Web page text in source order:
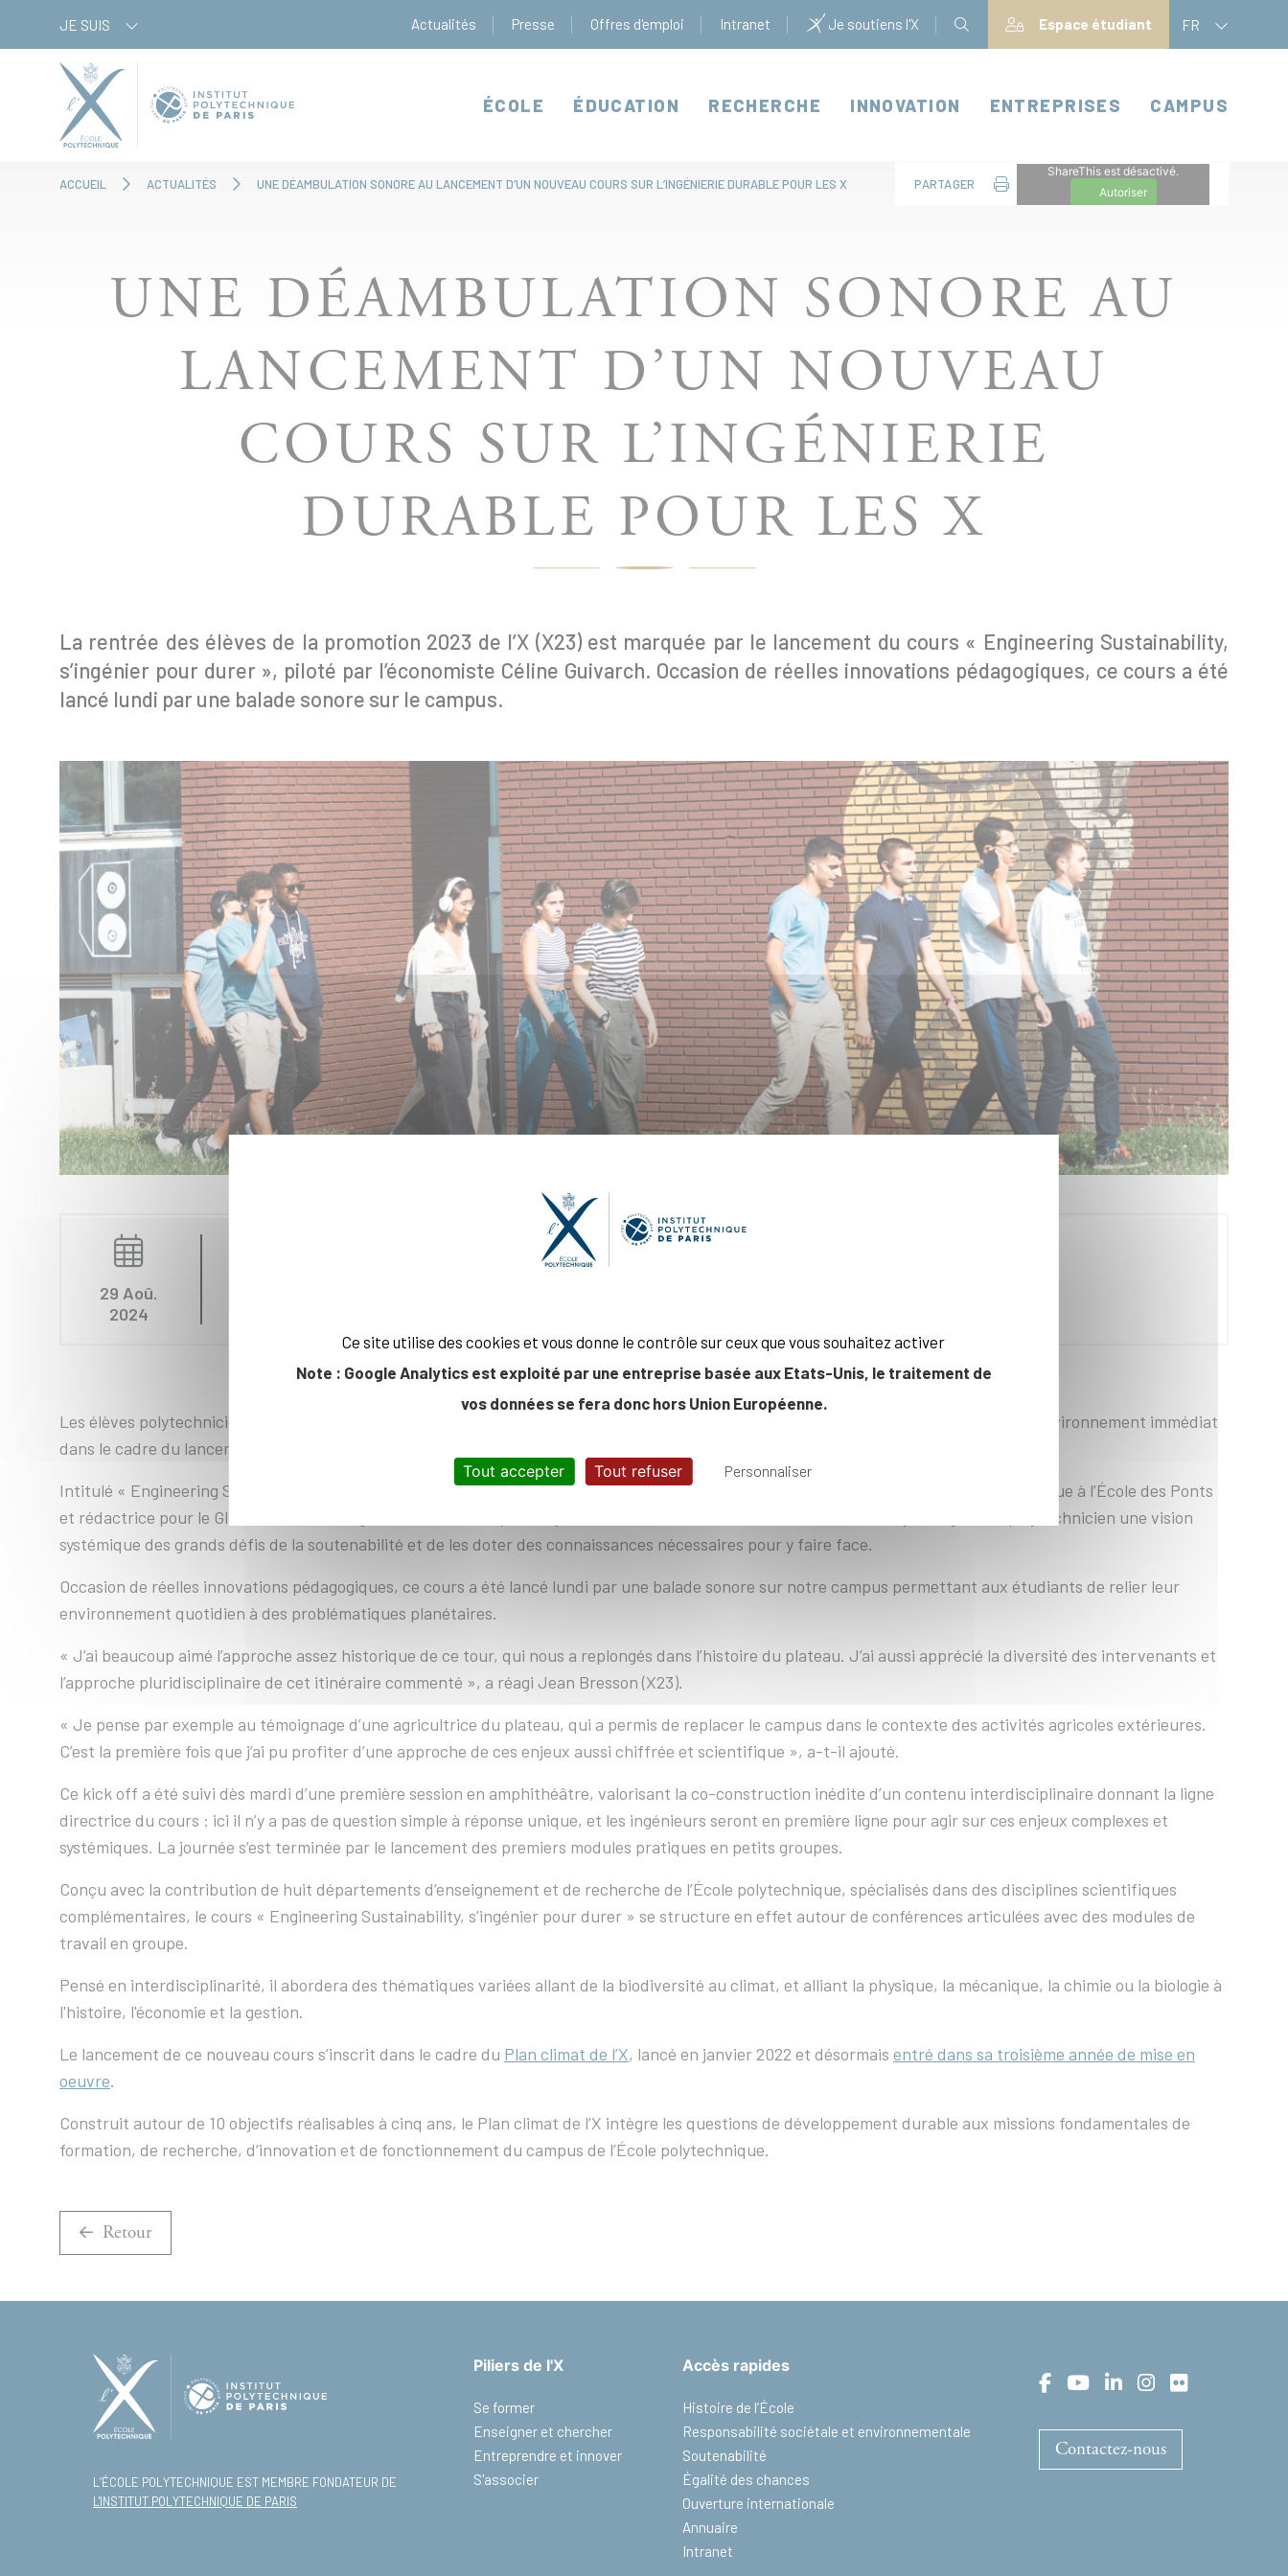
JE SUIS Actualités Presse Offres d'emploi Intranet Je soutiens l'X Espace étudiant FR
ÉCOLE ÉDUCATION RECHERCHE INNOVATION ENTREPRISES CAMPUS
ACCUEIL ACTUALITÉS UNE DÉAMBULATION SONORE AU LANCEMENT D’UN NOUVEAU COURS SUR L’INGÉNIERIE DURABLE POUR LES X PARTAGER
ShareThis est désactivé.
Autoriser
UNE DÉAMBULATION SONORE AU
LANCEMENT D’UN NOUVEAU
COURS SUR L’INGÉNIERIE
DURABLE POUR LES X
La rentrée des élèves de la promotion 2023 de l’X (X23) est marquée par le lancement du cours « Engineering Sustainability,
s’ingénier pour durer », piloté par l’économiste Céline Guivarch. Occasion de réelles innovations pédagogiques, ce cours a été
lancé lundi par une balade sonore sur le campus.
29 Aoû.
2024
Les élèves polytechniciens de la promotion 2023 ont commencé leur deuxième année par une redécouverte de leur campus et de son environnement immédiat
dans le cadre du lancement d’un nouveau cours sur l’ingénierie durable.
Intitulé « Engineering Sustainability, s’ingénier pour durer », piloté par l’économiste Céline Guivarch, spécialiste du changement climatique à l’École des Ponts
et rédactrice pour le GIEC, ce cours collégial de 40 heures a pour objectif de donner aux élèves de 2ème année du cycle ingénieur polytechnicien une vision
systémique des grands défis de la soutenabilité et de les doter des connaissances nécessaires pour y faire face.
Occasion de réelles innovations pédagogiques, ce cours a été lancé lundi par une balade sonore sur notre campus permettant aux étudiants de relier leur
environnement quotidien à des problématiques planétaires.
« J’ai beaucoup aimé l’approche assez historique de ce tour, qui nous a replongés dans l’histoire du plateau. J’ai aussi apprécié la diversité des intervenants et
l’approche pluridisciplinaire de cet itinéraire commenté », a réagi Jean Bresson (X23).
« Je pense par exemple au témoignage d’une agricultrice du plateau, qui a permis de replacer le campus dans le contexte des activités agricoles extérieures.
C’est la première fois que j’ai pu profiter d’une approche de ces enjeux aussi chiffrée et scientifique », a-t-il ajouté.
Ce kick off a été suivi dès mardi d’une première session en amphithéâtre, valorisant la co-construction inédite d’un contenu interdisciplinaire donnant la ligne
directrice du cours : ici il n’y a pas de question simple à réponse unique, et les ingénieurs seront en première ligne pour agir sur ces enjeux complexes et
systémiques. La journée s’est terminée par le lancement des premiers modules pratiques en petits groupes.
Conçu avec la contribution de huit départements d’enseignement et de recherche de l’École polytechnique, spécialisés dans des disciplines scientifiques
complémentaires, le cours « Engineering Sustainability, s’ingénier pour durer » se structure en effet autour de conférences articulées avec des modules de
travail en groupe.
Pensé en interdisciplinarité, il abordera des thématiques variées allant de la biodiversité au climat, et alliant la physique, la mécanique, la chimie ou la biologie à
l'histoire, l'économie et la gestion.
Le lancement de ce nouveau cours s’inscrit dans le cadre du Plan climat de l’X, lancé en janvier 2022 et désormais entré dans sa troisième année de mise en
oeuvre.
Construit autour de 10 objectifs réalisables à cinq ans, le Plan climat de l’X intègre les questions de développement durable aux missions fondamentales de
formation, de recherche, d’innovation et de fonctionnement du campus de l’École polytechnique.
Retour
L’ÉCOLE POLYTECHNIQUE EST MEMBRE FONDATEUR DE
L'INSTITUT POLYTECHNIQUE DE PARIS
Piliers de l'X
Se former
Enseigner et chercher
Entreprendre et innover
S'associer
Accès rapides
Histoire de l’École
Responsabilité sociétale et environnementale
Soutenabilité
Égalité des chances
Ouverture internationale
Annuaire
Intranet
Contactez-nous
Ce site utilise des cookies et vous donne le contrôle sur ceux que vous souhaitez activer
Note : Google Analytics est exploité par une entreprise basée aux Etats-Unis, le traitement de
vos données se fera donc hors Union Européenne.
Tout accepter Tout refuser Personnaliser